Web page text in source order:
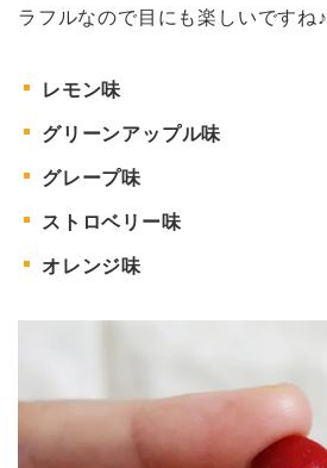
ラフルなので目にも楽しいですね♪
レモン味
グリーンアップル味
グレープ味
ストロベリー味
オレンジ味